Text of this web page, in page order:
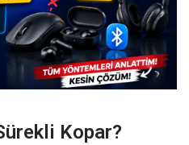
Kopar?